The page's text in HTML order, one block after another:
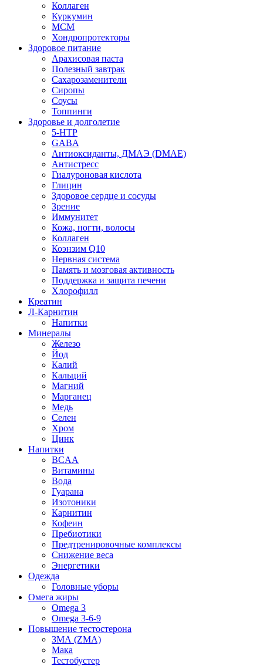
Коллаген
Куркумин
МСМ
Хондропротекторы
Здоровое питание
Арахисовая паста
Полезный завтрак
Сахарозаменители
Сиропы
Соусы
Топпинги
Здоровье и долголетие
5-HTP
GABA
Антиоксиданты, ДМАЭ (DMAE)
Антистресс
Гиалуроновая кислота
Глицин
Здоровое сердце и сосуды
Зрение
Иммунитет
Кожа, ногти, волосы
Коллаген
Коэнзим Q10
Нервная система
Память и мозговая активность
Поддержка и защита печени
Хлорофилл
Креатин
Л-Карнитин
Напитки
Минералы
Железо
Йод
Калий
Кальций
Магний
Марганец
Медь
Селен
Хром
Цинк
Напитки
BCAA
Витамины
Вода
Гуарана
Изотоники
Карнитин
Кофеин
Пребиотики
Предтренировочные комплексы
Снижение веса
Энергетики
Одежда
Головные уборы
Омега жиры
Omega 3
Omega 3-6-9
Повышение тестостерона
ЗМА (ZMA)
Мака
Тестобустер